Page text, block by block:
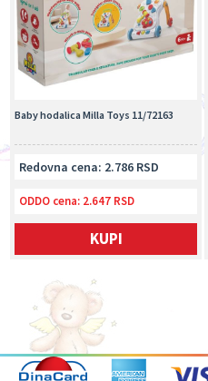
Baby hodalica Milla Toys 11/72163
Redovna cena: 2.786 RSD
ODDO cena: 2.647 RSD
KUPI